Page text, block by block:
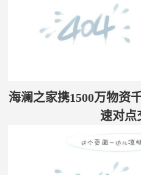
海澜之家携1500万物资
速对点